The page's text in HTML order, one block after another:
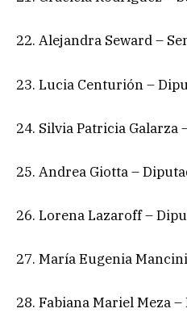
22. Alejandra Seward –
23. Lucia Centurión –
24. Silvia Patricia
25. Andrea Giotta –
26. Lorena Lazaroff –
27. María Eugenia
28. Fabiana Mariel Meza